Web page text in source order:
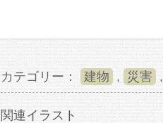
カテゴリー： 建物 , 災害 ,
関連イラスト